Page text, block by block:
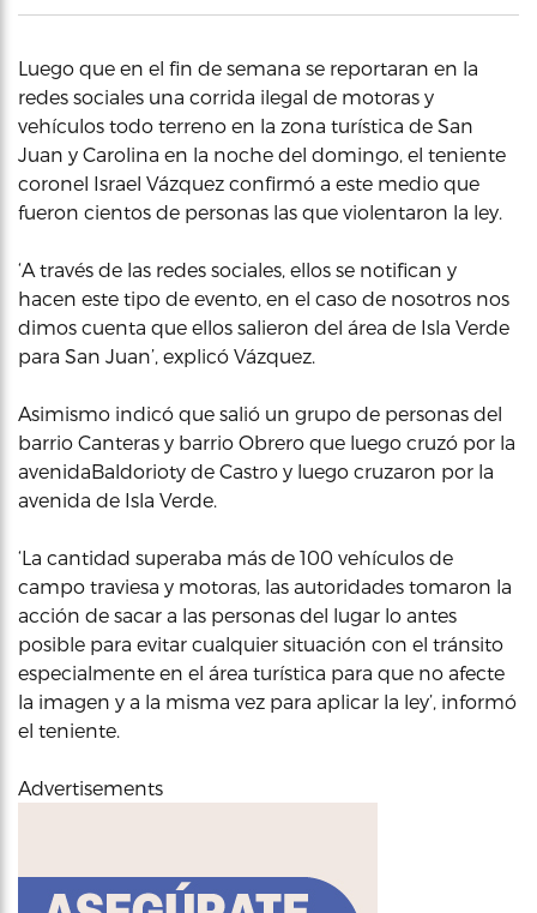
Luego que en el fin de semana se reportaran en la
redes sociales una corrida ilegal de motoras y
vehículos todo terreno en la zona turística de San
Juan y Carolina en la noche del domingo, el teniente
coronel Israel Vázquez confirmó a este medio que
fueron cientos de personas las que violentaron la ley.
‘A través de las redes sociales, ellos se notifican y
hacen este tipo de evento, en el caso de nosotros nos
dimos cuenta que ellos salieron del área de Isla Verde
para San Juan’, explicó Vázquez.
Asimismo indicó que salió un grupo de personas del
barrio Canteras y barrio Obrero que luego cruzó por la
avenidaBaldorioty de Castro y luego cruzaron por la
avenida de Isla Verde.
‘La cantidad superaba más de 100 vehículos de
campo traviesa y motoras, las autoridades tomaron la
acción de sacar a las personas del lugar lo antes
posible para evitar cualquier situación con el tránsito
especialmente en el área turística para que no afecte
la imagen y a la misma vez para aplicar la ley’, informó
el teniente.
Advertisements